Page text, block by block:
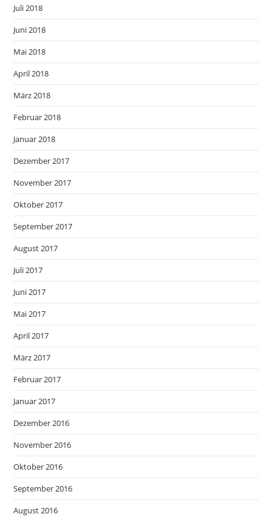
Juli 2018
Juni 2018
Mai 2018
April 2018
März 2018
Februar 2018
Januar 2018
Dezember 2017
November 2017
Oktober 2017
September 2017
August 2017
Juli 2017
Juni 2017
Mai 2017
April 2017
März 2017
Februar 2017
Januar 2017
Dezember 2016
November 2016
Oktober 2016
September 2016
August 2016